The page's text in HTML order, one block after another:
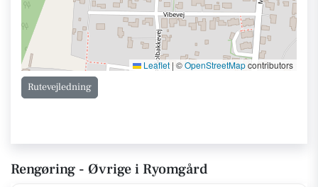
Leaflet | ©OpenStreetMapcontributors
Rutevejledning
Rengøring - Øvrige i Ryomgård